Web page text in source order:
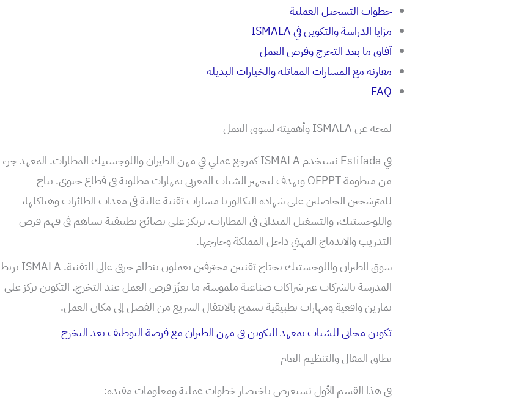
خطوات التسجيل العملية
مزايا الدراسة والتكوين في ISMALA
آفاق ما بعد التخرج وفرص العمل
مقارنة مع المسارات المماثلة والخيارات البديلة
FAQ
لمحة عن ISMALA وأهميته لسوق العمل
في Estifada نستخدم ISMALA كمرجع عملي في مهن الطيران واللوجستيك المطارات. المعهد جزء
من منظومة OFPPT ويهدف لتجهيز الشباب المغربي بمهارات مطلوبة في قطاع حيوي. يتاح
للمترشحين الحاصلين على شهادة البكالوريا مسارات تقنية عالية في معدات الطائرات وهياكلها،
واللوجستيك، والتشغيل الميداني في المطارات. نرتكز على نصائح تطبيقية تساهم في فهم فرص
التدريب والاندماج المهني داخل المملكة وخارجها.
سوق الطيران واللوجستيك يحتاج تقنيين محترفين يعملون بنظام حرفي عالي التقنية. ISMALA يربط
المدرسة بالشركات عبر شراكات صناعية ملموسة، ما يعزّز فرص العمل عند التخرج. التكوين يركز على
تمارين واقعية ومهارات تطبيقية تسمح بالانتقال السريع من الفصل إلى مكان العمل.
تكوين مجاني للشباب بمعهد التكوين في مهن الطيران مع فرصة التوظيف بعد التخرج
نطاق المقال والتنظيم العام
في هذا القسم الأول نستعرض باختصار خطوات عملية ومعلومات مفيدة: